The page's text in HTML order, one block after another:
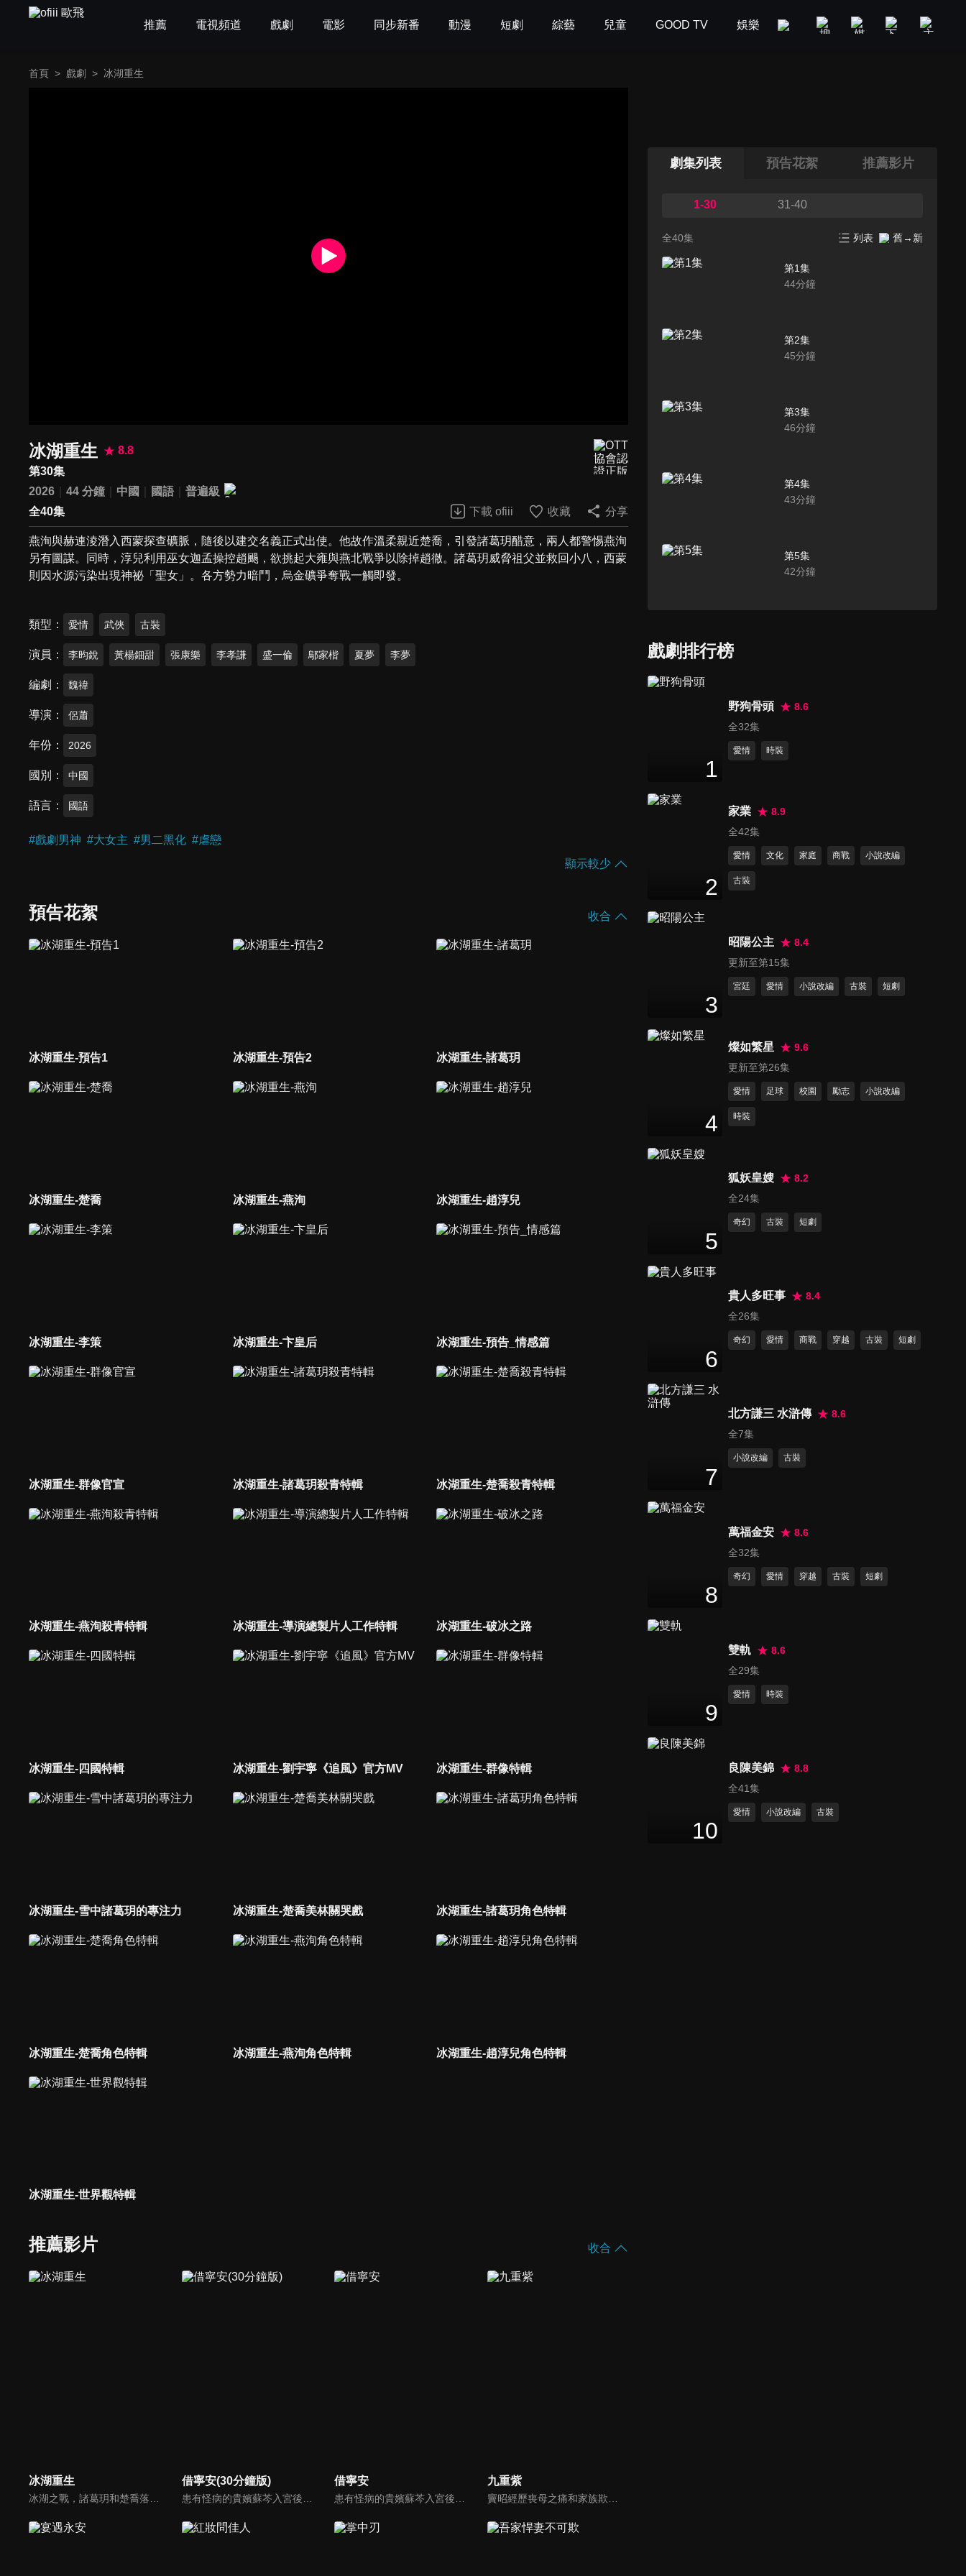
推薦 電視頻道 戲劇 電影 同步新番 動漫 短劇 綜藝 兒童 GOOD TV 娛樂 美食旅遊 新聞政論
首頁 > 戲劇 > 冰湖重生
冰湖重生
8.8
第30集
2026
44 分鐘 中國 國語
普遍級
全40集
下載 ofiii 收藏 分享
燕洵與赫連淩潛入西蒙探查礦脈，隨後以建交名義正式出使。他故作溫柔親近楚喬，引發諸葛玥醋意，兩人都警惕燕洵
另有圖謀。同時，淳兒利用巫女迦孟操控趙颺，欲挑起大雍與燕北戰爭以除掉趙徹。諸葛玥威脅祖父並救回小八，西蒙
則因水源污染出現神祕「聖女」。各方勢力暗鬥，烏金礦爭奪戰一觸即發。
類型 愛情 武俠 古裝
演員 李昀銳 黃楊鈿甜 張康樂 李孝謙 盛一倫 鄔家楷 夏夢 李夢
編劇 魏禕
導演 侶蕭
年份 2026
國別 中國
語言 國語
#戲劇男神 #大女主 #男二黑化 #虐戀
顯示較少
預告花絮 收合
冰湖重生-預告1 冰湖重生-預告2 冰湖重生-諸葛玥
冰湖重生-楚喬 冰湖重生-燕洵 冰湖重生-趙淳兒
冰湖重生-李策 冰湖重生-卞皇后 冰湖重生-預告_情感篇
冰湖重生-群像官宣 冰湖重生-諸葛玥殺青特輯 冰湖重生-楚喬殺青特輯
冰湖重生-燕洵殺青特輯 冰湖重生-導演總製片人工作特輯 冰湖重生-破冰之路
冰湖重生-四國特輯 冰湖重生-劉宇寧《追風》官方MV 冰湖重生-群像特輯
冰湖重生-雪中諸葛玥的專注力 冰湖重生-楚喬美林關哭戲 冰湖重生-諸葛玥角色特輯
冰湖重生-楚喬角色特輯 冰湖重生-燕洵角色特輯 冰湖重生-趙淳兒角色特輯
冰湖重生-世界觀特輯
推薦影片 收合
冰湖重生 借寧安(30分鐘版) 借寧安 九重紫
劇集列表 預告花絮 推薦影片
1-30 31-40
全40集 列表 舊→新
第1集
44分鐘
第2集
45分鐘
第3集
46分鐘
第4集
43分鐘
第5集
42分鐘
41
分鐘
第11集
42
分鐘
41 分鐘
第16集
第17集
分鐘
45
第22集
戲劇排行榜
1
野狗骨頭
8.6
全32集
愛情 時裝
2
家業
8.9
全42集
愛情 文化 家庭 商戰 小說改編
古裝
3
昭陽公主
8.4
更新至第15集
宮廷 愛情 小說改編 古裝 短劇
4
燦如繁星
9.6
更新至第26集
愛情 足球 校園 勵志 小說改編
時裝
5
狐妖皇嫂
8.2
全24集
奇幻 古裝 短劇
6
貴人多旺事
8.4
全26集
奇幻 愛情 商戰 穿越 古裝 短劇
7
北方謙三 水滸傳
8.6
全7集
小說改編 古裝
8
萬福金安
8.6
全32集
奇幻 愛情 穿越 古裝 短劇
9
雙軌
8.6
全29集
愛情 時裝
10
良陳美錦
8.8
全41集
愛情 小說改編 古裝